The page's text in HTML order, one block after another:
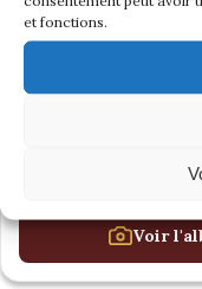
et fonctions.
Voir